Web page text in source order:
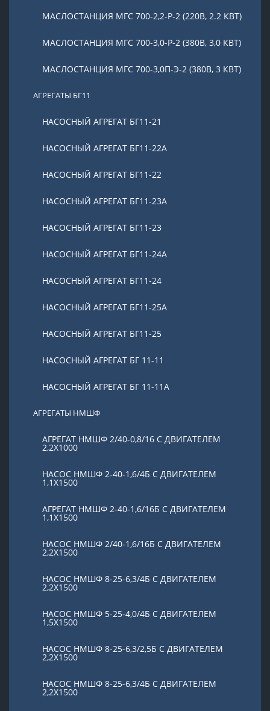
МАСЛОСТАНЦИЯ МГС 700-2,2-Р-2 (220В, 2.2 КВТ)
МАСЛОСТАНЦИЯ МГС 700-3,0-Р-2 (380В, 3,0 КВТ)
МАСЛОСТАНЦИЯ МГС 700-3,0П-Э-2 (380В, 3 КВТ)
АГРЕГАТЫ БГ11
НАСОСНЫЙ АГРЕГАТ БГ11-21
НАСОСНЫЙ АГРЕГАТ БГ11-22А
НАСОСНЫЙ АГРЕГАТ БГ11-22
НАСОСНЫЙ АГРЕГАТ БГ11-23А
НАСОСНЫЙ АГРЕГАТ БГ11-23
НАСОСНЫЙ АГРЕГАТ БГ11-24А
НАСОСНЫЙ АГРЕГАТ БГ11-24
НАСОСНЫЙ АГРЕГАТ БГ11-25А
НАСОСНЫЙ АГРЕГАТ БГ11-25
НАСОСНЫЙ АГРЕГАТ БГ 11-11
НАСОСНЫЙ АГРЕГАТ БГ 11-11А
АГРЕГАТЫ НМШФ
АГРЕГАТ НМШФ 2/40-0,8/16 С ДВИГАТЕЛЕМ
2,2Х1000
НАСОС НМШФ 2-40-1,6/4Б С ДВИГАТЕЛЕМ
1,1Х1500
АГРЕГАТ НМШФ 2-40-1,6/16Б С ДВИГАТЕЛЕМ
1,1Х1500
НАСОС НМШФ 2/40-1,6/16Б С ДВИГАТЕЛЕМ
2,2Х1500
НАСОС НМШФ 8-25-6,3/4Б С ДВИГАТЕЛЕМ
2,2Х1500
НАСОС НМШФ 5-25-4,0/4Б С ДВИГАТЕЛЕМ
1,5Х1500
НАСОС НМШФ 8-25-6,3/2,5Б С ДВИГАТЕЛЕМ
2,2Х1500
НАСОС НМШФ 8-25-6,3/4Б С ДВИГАТЕЛЕМ
2,2Х1500